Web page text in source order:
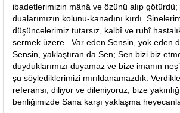
ibadetlerimizin mânâ ve özünü alıp
dualarımızın kolunu-kanadını kırdı.
düşüncelerimiz tutarsız, kalbî ve ruhî
sermek üzere.. Var eden Sensin, yok eden
Sensin, yaklaştıran da Sen; Sen bizi biz
duyduklarımızı duyamaz ve bize imanın
şu söylediklerimizi mırıldanamazdık.
referansı; diliyor ve dileniyoruz, bize
benliğimizde Sana karşı yaklaşma